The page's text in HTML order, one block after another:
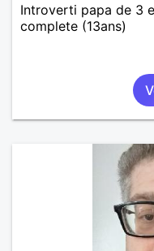
Introverti papa de 3
complete (13ans)